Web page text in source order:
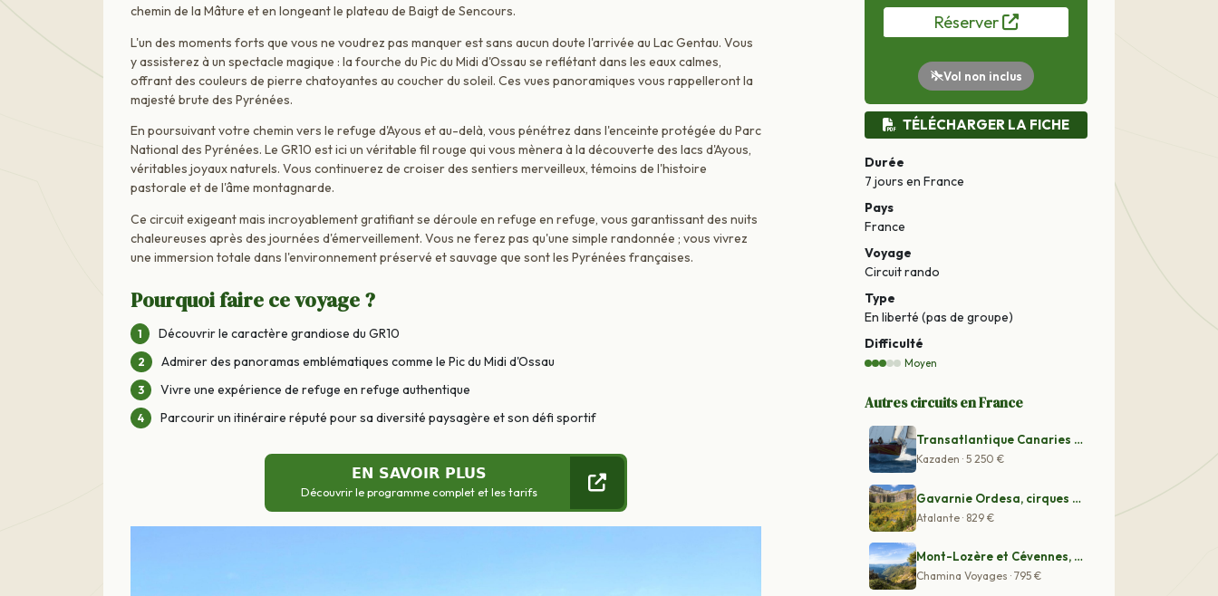
chemin de la Mâture et en longeant le plateau de Baigt de Sencours.
L'un des moments forts que vous ne voudrez pas manquer est sans aucun doute l'arrivée au Lac Gentau. Vous
y assisterez à un spectacle magique : la fourche du Pic du Midi d'Ossau se reflétant dans les eaux calmes,
offrant des couleurs de pierre chatoyantes au coucher du soleil. Ces vues panoramiques vous rappelleront la
majesté brute des Pyrénées.
En poursuivant votre chemin vers le refuge d'Ayous et au-delà, vous pénétrez dans l'enceinte protégée du Parc
National des Pyrénées. Le GR10 est ici un véritable fil rouge qui vous mènera à la découverte des lacs d'Ayous,
véritables joyaux naturels. Vous continuerez de croiser des sentiers merveilleux, témoins de l'histoire
pastorale et de l'âme montagnarde.
Ce circuit exigeant mais incroyablement gratifiant se déroule en refuge en refuge, vous garantissant des nuits
chaleureuses après des journées d'émerveillement. Vous ne ferez pas qu'une simple randonnée ; vous vivrez
une immersion totale dans l'environnement préservé et sauvage que sont les Pyrénées françaises.
Pourquoi faire ce voyage ?
Découvrir le caractère grandiose du GR10
Admirer des panoramas emblématiques comme le Pic du Midi d'Ossau
Vivre une expérience de refuge en refuge authentique
Parcourir un itinéraire réputé pour sa diversité paysagère et son défi sportif
EN SAVOIR PLUS
Découvrir le programme complet et les tarifs
Réserver
Vol non inclus
TÉLÉCHARGER LA FICHE
Durée
7 jours en France
Pays
France
Voyage
Circuit rando
Type
En liberté (pas de groupe)
Difficulté
Moyen
Autres circuits en France
Transatlantique Canaries - Martinique en Jumbo 40'
Kazaden · 5 250 €
Gavarnie Ordesa, cirques et canyons sans frontière - Vo
Atalante · 829 €
Mont-Lozère et Cévennes, séjour bien-être
Chamina Voyages · 795 €